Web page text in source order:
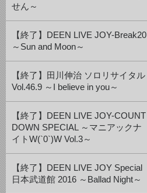
せん～
【終了】DEEN LIVE JOY-Break20
～Sun and Moon～
【終了】田川伸治 ソロリサイタル
Vol.46.9 ～I believe in you～
【終了】DEEN LIVE JOY-COUNT
DOWN SPECIAL ～マニアックナ
イトW(`0`)W Vol.3～
【終了】DEEN LIVE JOY Special
日本武道館 2016 ～Ballad Night～